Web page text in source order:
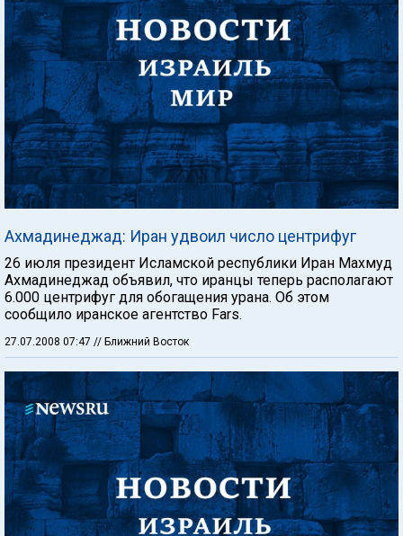
Ахмадинеджад: Иран удвоил число центрифуг
26 июля президент Исламской республики Иран Махмуд
Ахмадинеджад объявил, что иранцы теперь располагают
6.000 центрифуг для обогащения урана. Об этом
сообщило иранское агентство Fars.
27.07.2008 07:47 // Ближний Восток